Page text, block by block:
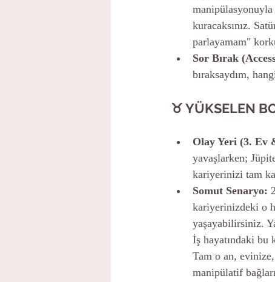
manipülasyonuyla
kuracaksınız.
parlayamam"
Sor Bırak
bıraksaydım,
♉ YÜKSELEN
Olay Yeri (3. Ev
yavaşlarken;
kariyerinizi tam
Somut Senaryo:
kariyerinizdeki o
yaşayabilirsiniz.
İş hayatındaki bu
Tam o an,
manipülatif